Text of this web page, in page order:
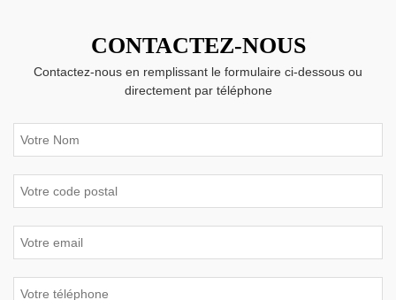
CONTACTEZ-NOUS
Contactez-nous en remplissant le formulaire ci-dessous ou
directement par téléphone